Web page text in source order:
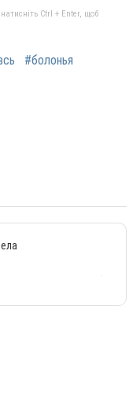
Ctrl + Enter, щоб
#болонья